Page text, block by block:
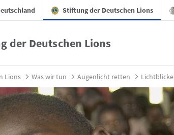
Stiftung der Deutschen Lions
der Deutschen Lions
- Stiftung der Deutschen Lions
Lions Was wir tun Augenlicht retten Lichtblicke